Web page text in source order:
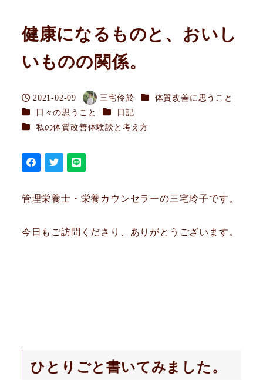
健康になるものと、おいし
いものの関係。
投稿日
2021-02-09
著
者
三宅伶於 カテゴリー
体質改善に思うこと
カテゴリー
日々の思うこと カテゴリー
日記
カテゴリー
私の体質改善体験談と考え方
管理栄養士・栄養カウンセラーの三宅玲子です。
今日もご訪問くださり、ありがとうございます。
ひとりごと書いてみました。